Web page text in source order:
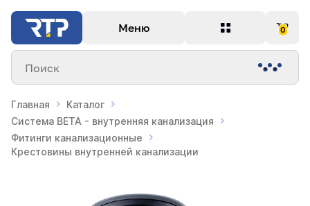
Меню 0
Поиск
Главная
Каталог
Система BETA - внутренняя канализация
Фитинги канализационные
Крестовины внутренней канализации